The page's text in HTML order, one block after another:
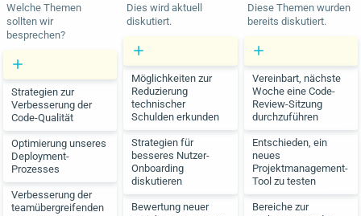
Welche Themen
sollten wir
besprechen?
Strategien zur
Verbesserung der
Code-Qualität
Optimierung unseres
Deployment-
Prozesses
Verbesserung der
teamübergreifenden
Dies wird aktuell
diskutiert.
Möglichkeiten zur
Reduzierung
technischer
Schulden erkunden
Strategien für
besseres Nutzer-
Onboarding
diskutieren
Bewertung neuer
Diese Themen wurden
bereits diskutiert.
Vereinbart, nächste
Woche eine Code-
Review-Sitzung
durchzuführen
Entschieden, ein
neues
Projektmanagement-
Tool zu testen
Bereiche zur